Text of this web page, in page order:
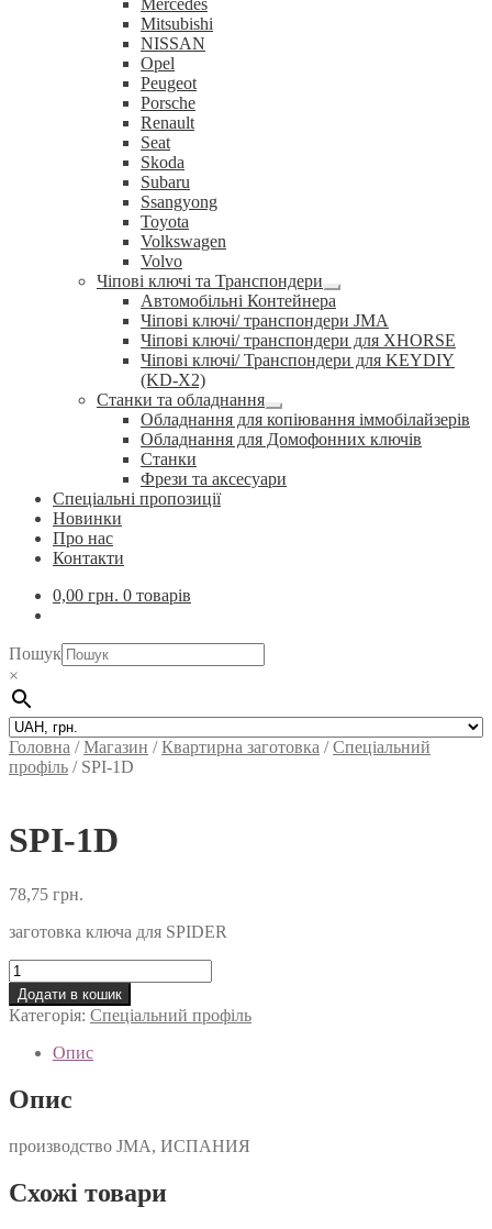
Mercedes
Mitsubishi
NISSAN
Opel
Peugeot
Porsche
Renault
Seat
Skoda
Subaru
Ssangyong
Toyota
Volkswagen
Volvo
Чіпові ключі та Транспондери
Розгорнуте
вкладене
меню
Автомобільні Контейнера
Чіпові ключі/ транспондери JMA
Чіпові ключі/ транспондери для XHORSE
Чіпові ключі/ Транспондери для KEYDIY
(KD-X2)
Станки та обладнання
Розгорнуте
вкладене
меню
Обладнання для копіювання іммобілайзерів
Обладнання для Домофонних ключів
Станки
Фрези та аксесуари
Спеціальні пропозиції
Новинки
Про нас
Контакти
0,00 грн. 0 товарів
Пошук
×
Головна /Магазин /Квартирна заготовка /Спеціальний
профіль / SPI-1D
SPI-1D
78,75 грн.
заготовка ключа для SPIDER
SPI-
1D
кількість
Додати в кошик
Категорія: Спеціальний профіль
Опис
Опис
производство JMA, ИСПАНИЯ
Схожі товари